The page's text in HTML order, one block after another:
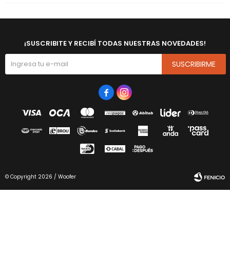
¡SUSCRIBITE Y RECIBÍ TODAS NUESTRAS NOVEDADES!
SUSCRIBIRME
 
© Copyright 2026 / Woofer